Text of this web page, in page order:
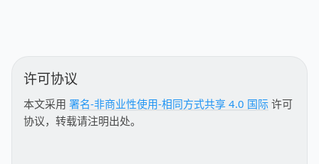
许可协议
本文采用 署名-非商业性使用-相同方式共享 4.0 国际 许可
协议，转载请注明出处。